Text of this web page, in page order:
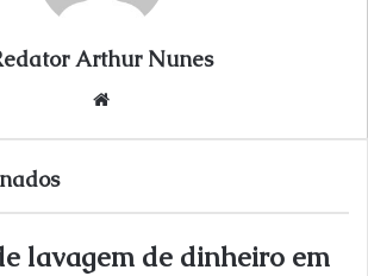
Arthur Nunes
lavagem de dinheiro em